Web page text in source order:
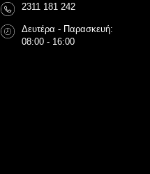
2311 181 242
Δευτέρα - Παρασκευή:
08:00 - 16:00